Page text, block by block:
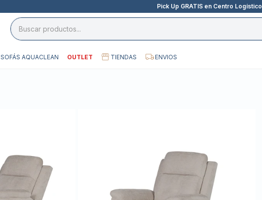
Pick Up GRATIS en Centro Logístico
SOFÁS AQUACLEAN OUTLET TIENDAS ENVIOS